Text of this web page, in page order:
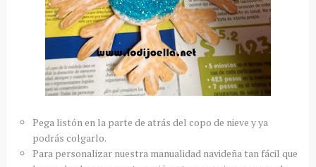
Pega listón en la parte de atrás del copo de nieve y ya
podrás colgarlo.
Para personalizar nuestra manualidad navideña tan fácil que